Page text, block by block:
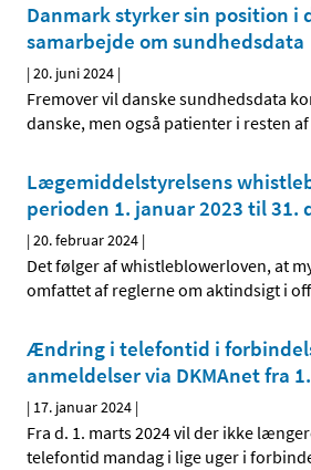
Danmark styrker sin position i
samarbejde om sundhedsdata
|20. juni 2024 |
Fremover vil danske sundhedsdata
danske, men også patienter i resten
Lægemiddelstyrelsens
perioden 1. januar 2023 til 31.
|20. februar 2024 |
Det følger af whistleblowerloven, at
omfattet af reglerne om aktindsigt i
Ændring i telefontid i
anmeldelser via DKMAnet fra
| 17. januar 2024 |
Fra d. 1. marts 2024 vil der ikke
telefontid mandag i lige uger i